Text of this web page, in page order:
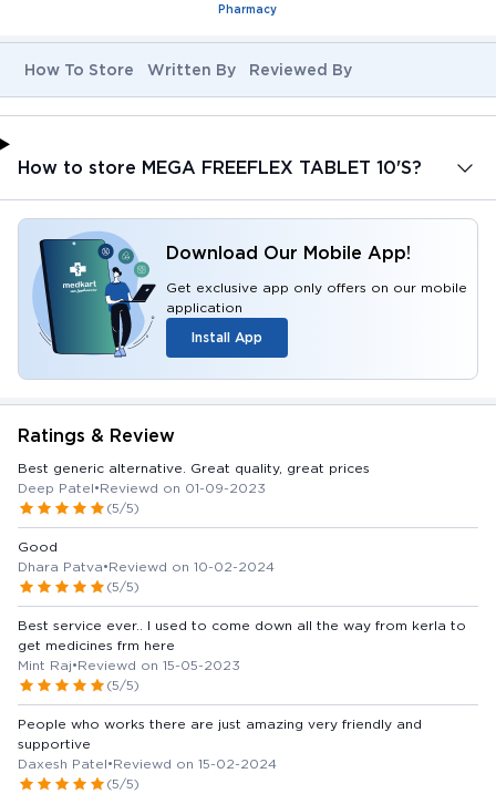
Pharmacy
How To Store Written By Reviewed By
How to store MEGA FREEFLEX TABLET 10'S?
Download Our Mobile App!
Get exclusive app only offers on our mobile
application
Install App
Ratings & Review
Best generic alternative. Great quality, great prices
Deep Patel•Reviewd on 01-09-2023
(5/5)
Good
Dhara Patva•Reviewd on 10-02-2024
(5/5)
Best service ever.. I used to come down all the way from kerla to
get medicines frm here
Mint Raj•Reviewd on 15-05-2023
(5/5)
People who works there are just amazing very friendly and
supportive
Daxesh Patel•Reviewd on 15-02-2024
(5/5)